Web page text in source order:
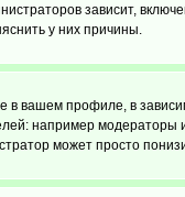
зависит,
у них причины.
вашем профиле, в
например модераторы
может просто